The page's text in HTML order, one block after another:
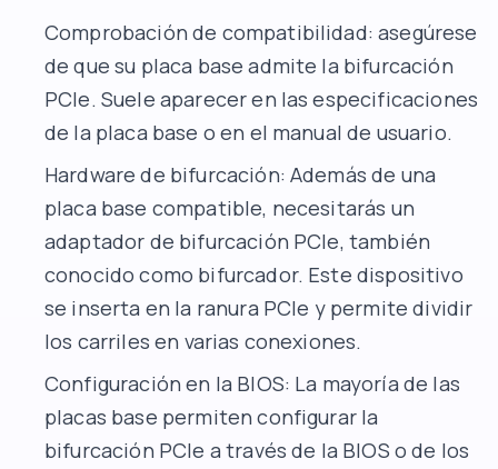
Comprobación de compatibilidad: asegúrese
de que su placa base admite la bifurcación
PCIe. Suele aparecer en las especificaciones
de la placa base o en el manual de usuario.
Hardware de bifurcación: Además de una
placa base compatible, necesitarás un
adaptador de bifurcación PCIe, también
conocido como bifurcador. Este dispositivo
se inserta en la ranura PCIe y permite dividir
los carriles en varias conexiones.
Configuración en la BIOS: La mayoría de las
placas base permiten configurar la
bifurcación PCIe a través de la BIOS o de los